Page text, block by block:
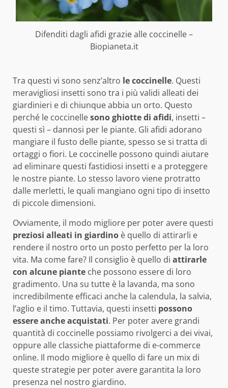
Difenditi dagli afidi grazie alle coccinelle –
Biopianeta.it
Tra questi vi sono senz’altro le coccinelle. Questi
meravigliosi insetti sono tra i più validi alleati dei
giardinieri e di chiunque abbia un orto. Questo
perché le coccinellesono ghiotte di afidi, insetti –
questi sì – dannosi per le piante. Gli afidi adorano
mangiare il fusto delle piante, spesso se si tratta di
ortaggi o fiori. Le coccinelle possono quindi aiutare
ad eliminare questi fastidiosi insetti e a proteggere
le nostre piante. Lo stesso lavoro viene protratto
dalle merletti, le quali mangiano ogni tipo di insetto
di piccole dimensioni.
Ovviamente, il modo migliore per poter avere questi
preziosi alleati in giardino è quello di attirarli e
rendere il nostro orto un posto perfetto per la loro
vita. Ma come fare? Il consiglio è quello di attirarle
con alcune piante che possono essere di loro
gradimento. Una su tutte è la lavanda, ma sono
incredibilmente efficaci anche la calendula, la salvia,
l’aglio e il timo. Tuttavia, questi insetti possono
essere anche acquistati. Per poter avere grandi
quantità di coccinelle possiamo rivolgerci a dei vivai,
oppure alle classiche piattaforme di e-commerce
online. Il modo migliore è quello di fare un mix di
queste strategie per poter avere garantita la loro
presenza nel nostro giardino.